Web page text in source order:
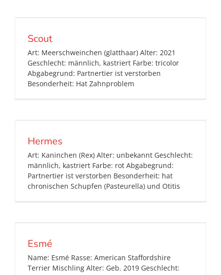
Scout
Art: Meerschweinchen (glatthaar) Alter: 2021
Geschlecht: männlich, kastriert Farbe: tricolor
Abgabegrund: Partnertier ist verstorben
Besonderheit: Hat Zahnproblem
Hermes
Art: Kaninchen (Rex) Alter: unbekannt Geschlecht:
männlich, kastriert Farbe: rot Abgabegrund:
Partnertier ist verstorben Besonderheit: hat
chronischen Schupfen (Pasteurella) und Otitis
Esmé
Name: Esmé Rasse: American Staffordshire
Terrier Mischling Alter: Geb. 2019 Geschlecht: